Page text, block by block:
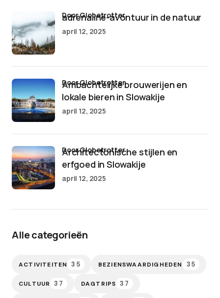
adrenaline-avontuur in de natuur
door Globetrotter
april 12, 2025
Ambachtelijke brouwerijen en
lokale bieren in Slowakije
door Globetrotter
april 12, 2025
Architectonische stijlen en
erfgoed in Slowakije
door Globetrotter
april 12, 2025
Alle categorieën
ACTIVITEITEN 35 BEZIENSWAARDIGHEDEN 35
CULTUUR 37 DAGTRIPS 37